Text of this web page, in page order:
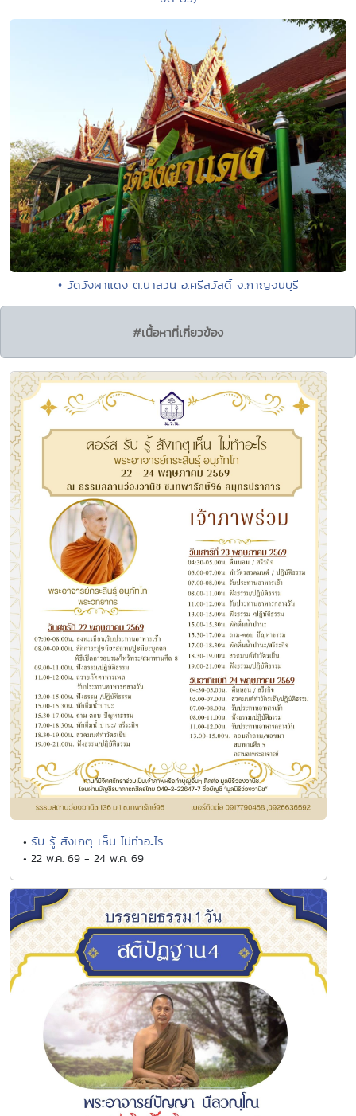
• วัดวังผาแดง ต.นาสวน อ.ศรีสวัสดิ์ จ.กาญจนบุรี
#เนื้อหาที่เกี่ยวข้อง
• รับ รู้ สังเกตุ เห็น ไม่ทำอะไร
• 22 พ.ค. 69 - 24 พ.ค. 69